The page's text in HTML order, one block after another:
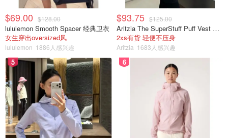
$69.00 $128.00
lululemon Smooth Spacer 经典卫衣
女生穿出oversized风
lululemon 1886人感兴趣
$93.75 $125.00
Aritzia The SuperStuff Puff Vest 轻盈亮面马甲
2xs有货 轻便不压身
Aritzia 1683人感兴趣
5 6